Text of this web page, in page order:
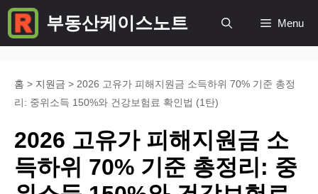
컨
텐
부동산케이스노트 Menu
홈 > 지원금 > 2026 고유가 피해지원금 소득하위 70% 기준 총정
리: 중위소득 150%와 건강보험료 확인법 (1탄)
2026 고유가 피해지원금 소
득하위 70% 기준 총정리: 중